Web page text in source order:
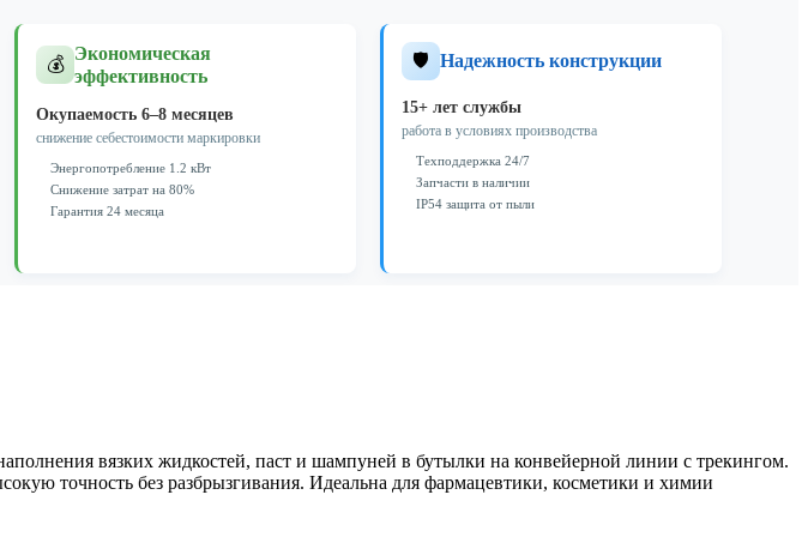
💰
Экономическая
эффективность
Окупаемость 6–8 месяцев
снижение себестоимости маркировки
Энергопотребление 1.2 кВт
Снижение затрат на 80%
Гарантия 24 месяца
🛡️ Надежность конструкции
15+ лет службы
работа в условиях производства
Техподдержка 24/7
Запчасти в наличии
IP54 защита от пыли
вязких жидкостей, паст и шампуней в бутылки на конвейерной линии с трекингом.
точность без разбрызгивания. Идеальна для фармацевтики, косметики и химии